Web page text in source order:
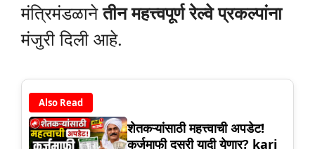
मंत्रिमंडळानेतीन महत्त्वपूर्ण रेल्वे प्रकल्पांना
मंजुरी दिली आहे.
Also Read
शेतकऱ्यांसाठी महत्त्वाची अपडेट!
कर्जमाफी दुसरी यादी येणार? karj